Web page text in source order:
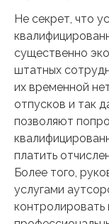
Не секрет, что
существенно
штатных
их временной
отпусков и так
позволяют
платить
Более того,
услугами
контролировать